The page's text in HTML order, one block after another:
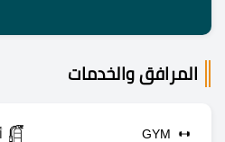
المرافق والخدمات
GYM